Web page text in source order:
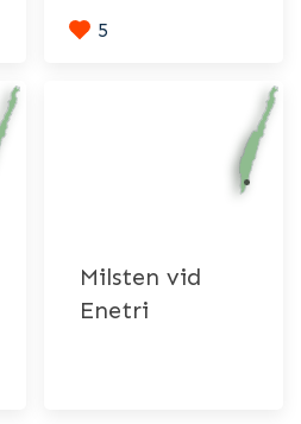
5
Milsten vid
Enetri